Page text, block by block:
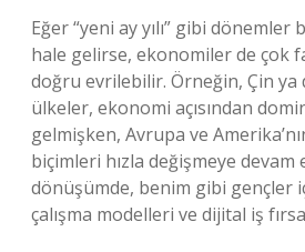
Eğer “yeni ay yılı” gibi
hale gelirse, ekonomiler de çok
doğru evrilebilir. Örneğin, Çin ya
ülkeler, ekonomi açısından
gelmişken, Avrupa ve
biçimleri hızla değişmeye devam
dönüşümde, benim gibi gençler
çalışma modelleri ve dijital iş